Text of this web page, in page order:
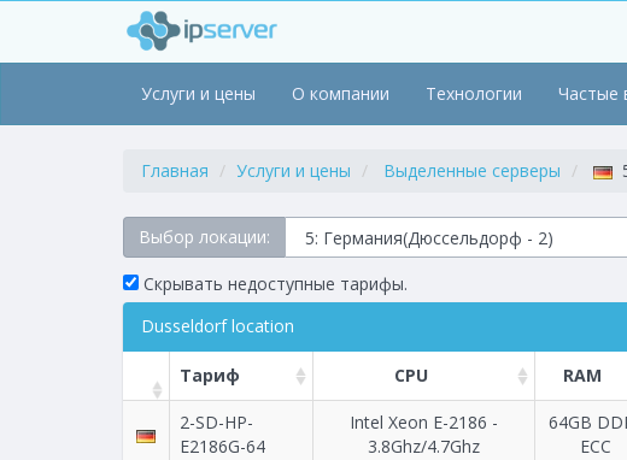
Услуги и цены О компании Технологии Частые
Главная Услуги и цены Выделенные серверы
Выбор локации:
Скрывать недоступные тарифы.
Dusseldorf location
Тариф CPU RAM
2-SD-HP-
E2186G-64
Intel Xeon E-2186 -
3.8Ghz/4.7Ghz
64GB
ECC